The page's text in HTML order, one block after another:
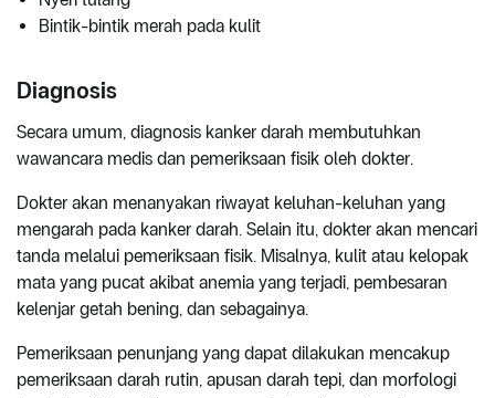
Bintik-bintik merah pada kulit
Diagnosis
Secara umum, diagnosis kanker darah membutuhkan
wawancara medis dan pemeriksaan fisik oleh dokter.
Dokter akan menanyakan riwayat keluhan-keluhan yang
mengarah pada kanker darah. Selain itu, dokter akan mencari
tanda melalui pemeriksaan fisik. Misalnya, kulit atau kelopak
mata yang pucat akibat anemia yang terjadi, pembesaran
kelenjar getah bening, dan sebagainya.
Pemeriksaan penunjang yang dapat dilakukan mencakup
pemeriksaan darah rutin, apusan darah tepi, dan morfologi